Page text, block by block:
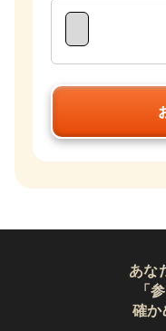
あな
「
確か